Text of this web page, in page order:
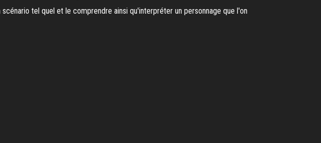
tel quel et le comprendre ainsi qu'interpréter un personnage que l'on